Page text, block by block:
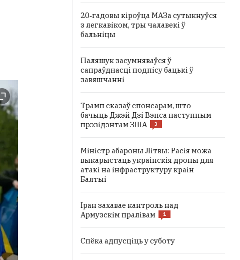
20‑гадовы кіроўца МАЗа сутыкнуўся
з легкавіком, тры чалавекі ў
бальніцы
Паляшук засумняваўся ў
сапраўднасці подпісу бацькі ў
завяшчанні
Трамп сказаў спонсарам, што
бачыць Джэй Дзі Вэнса наступным
прэзідэнтам ЗША
3
Міністр абароны Літвы: Расія можа
выкарыстаць украінскія дроны для
атакі на інфраструктуру краін
Балтыі
Іран захавае кантроль над
Армузскім пралівам
1
Спёка адпусціць у суботу